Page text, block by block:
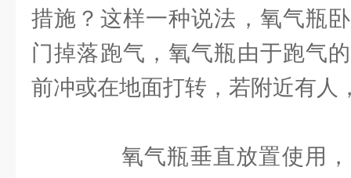
措施？这样一种说法，氧气瓶
门掉落跑气，氧气瓶由于跑气
前冲或在地面打转，若附近有人
氧气瓶垂直放置使用，